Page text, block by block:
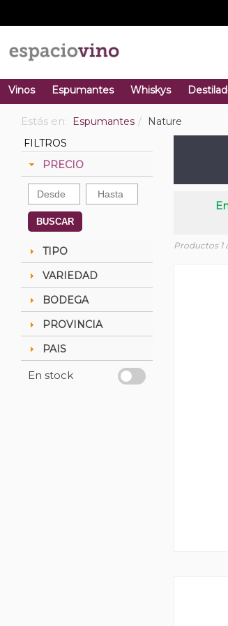
Vinos Espumantes Whiskys
Estás en: Espumantes
Nature
FILTROS
PRECIO
BUSCAR
TIPO
VARIEDAD
BODEGA
PROVINCIA
PAIS
En stock
Productos 1